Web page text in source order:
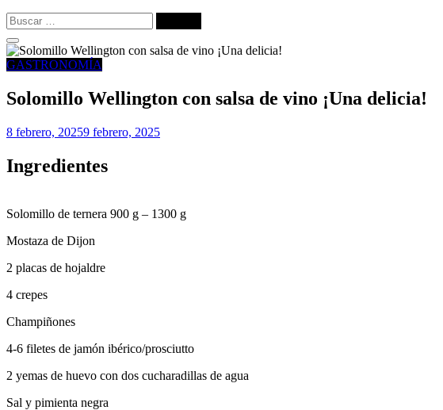
Buscar:
GASTRONOMÍA
Solomillo Wellington con salsa de vino ¡Una delicia!
8 febrero, 20259 febrero, 2025
Ingredientes
Solomillo de ternera 900 g – 1300 g
Mostaza de Dijon
2 placas de hojaldre
4 crepes
Champiñones
4-6 filetes de jamón ibérico/prosciutto
2 yemas de huevo con dos cucharadillas de agua
Sal y pimienta negra